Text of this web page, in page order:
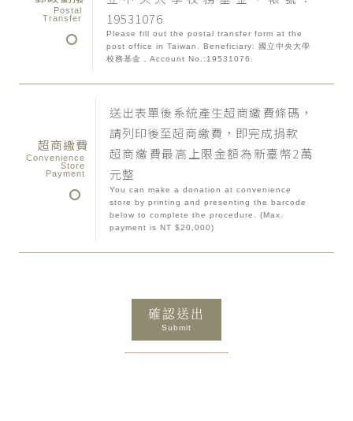
Postal
Transfer
19531076
Please fill out the postal transfer form at the
post office in Taiwan. Beneficiary: 國立中央大學
校務基金，Account No.:19531076.
超商繳費
Convenience
Store
Payment
送出表單後系統產生超商繳費條碼，
請列印後至超商繳費，即完成捐款
超商繳費最高上限金額為新臺幣2萬
元整
You can make a donation at convenience
store by printing and presenting the barcode
below to complete the procedure. (Max.
payment is NT $20,000)
確認送出
Submit